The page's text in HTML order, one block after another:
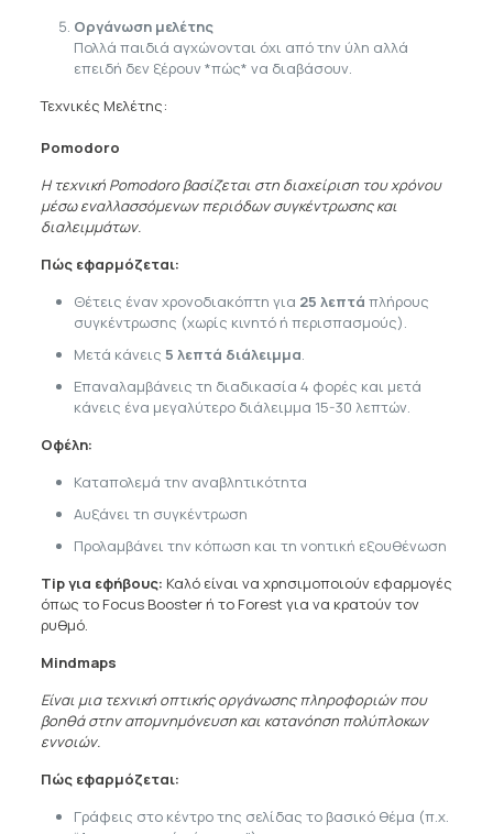
Οργάνωση μελέτης
Πολλά παιδιά αγχώνονται όχι από την ύλη αλλά
επειδή δεν ξέρουν *πώς* να διαβάσουν.
Τεχνικές Μελέτης:
Pomodoro
Η τεχνική Pomodoro βασίζεται στη διαχείριση του χρόνου
μέσω εναλλασσόμενων περιόδων συγκέντρωσης και
διαλειμμάτων.
Πώς εφαρμόζεται:
Θέτεις έναν χρονοδιακόπτη για 25 λεπτά πλήρους
συγκέντρωσης (χωρίς κινητό ή περισπασμούς).
Μετά κάνεις 5 λεπτά διάλειμμα
Επαναλαμβάνεις τη διαδικασία 4 φορές και μετά
κάνεις ένα μεγαλύτερο διάλειμμα 15-30 λεπτών.
Οφέλη:
Καταπολεμά την αναβλητικότητα
Αυξάνει τη συγκέντρωση
Προλαμβάνει την κόπωση και τη νοητική εξουθένωση
Tip για εφήβους: Καλό είναι να χρησιμοποιούν εφαρμογές
όπως το Focus Booster ή το Forest για να κρατούν τον
ρυθμό.
Mindmaps
Είναι μια τεχνική οπτικής οργάνωσης πληροφοριών που
βοηθά στην απομνημόνευση και κατανόηση πολύπλοκων
εννοιών.
Πώς εφαρμόζεται:
Γράφεις στο κέντρο της σελίδας το βασικό θέμα (π.χ.